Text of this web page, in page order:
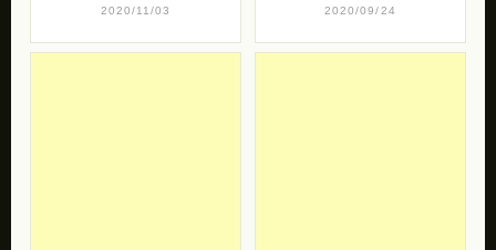
2020/11/03
2020/09/24